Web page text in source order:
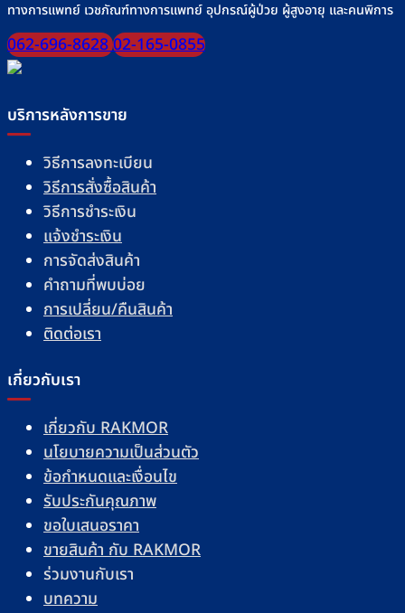
ทางการแพทย์ เวชภัณฑ์ทางการแพทย์ อุปกรณ์ผู้ป่วย ผู้สูงอายุ และคนพิการ
062-696-862802-165-0855
บริการหลังการขาย
วิธีการลงทะเบียน
วิธีการสั่งซื้อสินค้า
วิธีการชำระเงิน
แจ้งชำระเงิน
การจัดส่งสินค้า
คำถามที่พบบ่อย
การเปลี่ยน/คืนสินค้า
ติดต่อเรา
เกี่ยวกับเรา
เกี่ยวกับ RAKMOR
นโยบายความเป็นส่วนตัว
ข้อกำหนดและเงื่อนไข
รับประกันคุณภาพ
ขอใบเสนอราคา
ขายสินค้า กับ RAKMOR
ร่วมงานกับเรา
บทความ